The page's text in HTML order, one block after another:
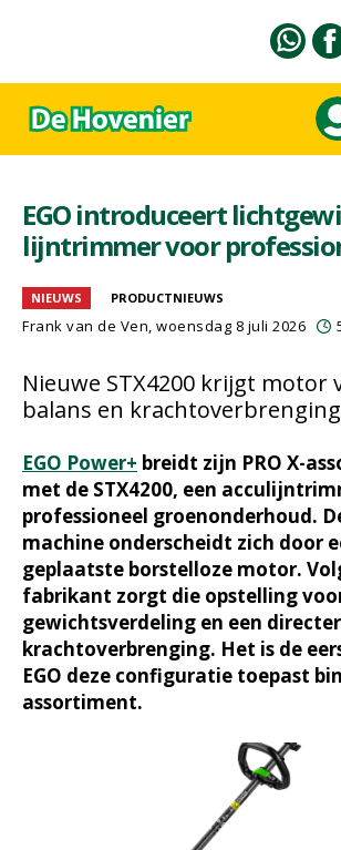
EGO introduceert
lijntrimmer voor
NIEUWS PRODUCTNIEUWS
Frank van de Ven, woensdag 8 juli 2026
Nieuwe STX4200 krijgt motor
balans en krachtoverbrenging
EGO Power+ breidt zijn PRO X-
met de STX4200, een
professioneel groenonderhoud.
machine onderscheidt zich door
geplaatste borstelloze motor.
fabrikant zorgt die opstelling
gewichtsverdeling en een
krachtoverbrenging. Het is de
EGO deze configuratie toepast
assortiment.